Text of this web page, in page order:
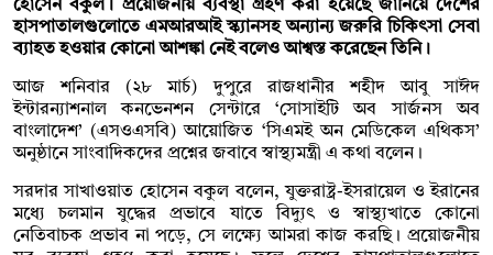
হোসেন বকুল। প্রয়োজনীয় ব্যবস্থা গ্রহণ করা হয়েছে জানিয়ে দেশের
হাসপাতালগুলোতে এমআরআই স্ক্যানসহ অন্যান্য জরুরি চিকিৎসা সেবা
ব্যাহত হওয়ার কোনো আশঙ্কা নেই বলেও আশ্বস্ত করেছেন তিনি।
আজ শনিবার (২৮ মার্চ) দুপুরে রাজধানীর শহীদ আবু সাঈদ
ইন্টারন্যাশনাল কনভেনশন সেন্টারে ‘সোসাইটি অব সার্জনস অব
বাংলাদেশ’ (এসওএসবি) আয়োজিত ‘সিএমই অন মেডিকেল এথিকস’
অনুষ্ঠানে সাংবাদিকদের প্রশ্নের জবাবে স্বাস্থ্যমন্ত্রী এ কথা বলেন।
সরদার সাখাওয়াত হোসেন বকুল বলেন, যুক্তরাষ্ট্র-ইসরায়েল ও ইরানের
মধ্যে চলমান যুদ্ধের প্রভাবে যাতে বিদ্যুৎ ও স্বাস্থ্যখাতে কোনো
নেতিবাচক প্রভাব না পড়ে, সে লক্ষ্যে আমরা কাজ করছি। প্রয়োজনীয়